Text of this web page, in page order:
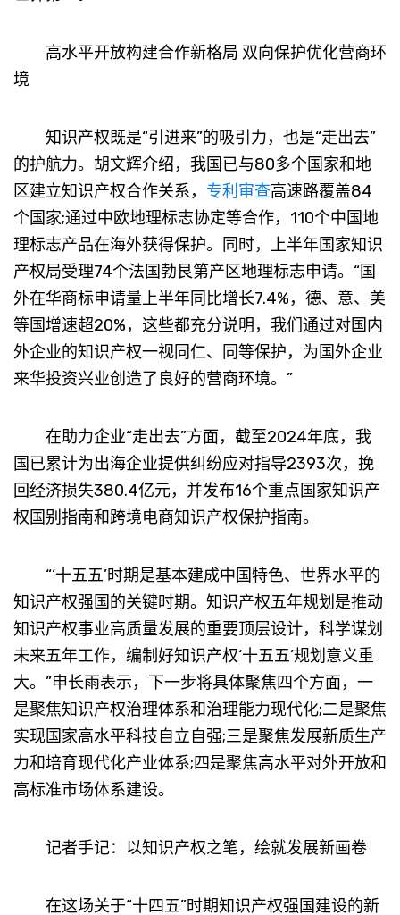
高水平开放构建合作新格局 双向保护优化营商环
境
知识产权既是“引进来”的吸引力，也是“走出去”
的护航力。胡文辉介绍，我国已与80多个国家和地
区建立知识产权合作关系， 专利 审查高速路覆盖84
个国家;通过中欧地理标志协定等合作，110个中国地
理标志产品在海外获得保护。同时，上半年国家知识
产权局受理74个法国勃艮第产区地理标志申请。“国
外在华商标申请量上半年同比增长7.4%，德、意、美
等国增速超20%，这些都充分说明，我们通过对国内
外企业的知识产权一视同仁、同等保护，为国外企业
来华投资兴业创造了良好的营商环境。”
在助力企业“走出去”方面，截至2024年底，我
国已累计为出海企业提供纠纷应对指导2393次，挽
回经济损失380.4亿元，并发布16个重点国家知识产
权国别指南和跨境电商知识产权保护指南。
“‘十五五’时期是基本建成中国特色、世界水平的
知识产权强国的关键时期。知识产权五年规划是推动
知识产权事业高质量发展的重要顶层设计，科学谋划
未来五年工作，编制好知识产权‘十五五’规划意义重
大。”申长雨表示，下一步将具体聚焦四个方面，一
是聚焦知识产权治理体系和治理能力现代化;二是聚焦
实现国家高水平科技自立自强;三是聚焦发展新质生产
力和培育现代化产业体系;四是聚焦高水平对外开放和
高标准市场体系建设。
记者手记：以知识产权之笔，绘就发展新画卷
在这场关于“十四五”时期知识产权强国建设的新